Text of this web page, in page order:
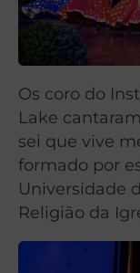
Os coro do
Lake
sei que vive
formado por
Universidade
Religião da